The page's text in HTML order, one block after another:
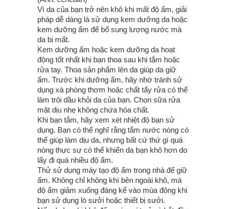
Vì da của bạn trở nên khô khi mất độ ẩm, giải
pháp dễ dàng là sử dụng kem dưỡng da hoặc
kem dưỡng ẩm để bổ sung lượng nước mà
da bị mất.
Kem dưỡng ẩm hoặc kem dưỡng da hoạt
động tốt nhất khi bạn thoa sau khi tắm hoặc
rửa tay. Thoa sản phẩm lên da giúp da giữ
ẩm. Trước khi dưỡng ẩm, hãy nhớ tránh sử
dụng xà phòng thơm hoặc chất tẩy rửa có thể
làm trôi dầu khỏi da của bạn. Chọn sữa rửa
mặt dịu nhẹ không chứa hóa chất.
Khi bạn tắm, hãy xem xét nhiệt độ bạn sử
dụng. Bạn có thể nghĩ rằng tắm nước nóng có
thể giúp làm dịu da, nhưng bất cứ thứ gì quá
nóng thực sự có thể khiến da bạn khô hơn do
lấy đi quá nhiều độ ẩm.
Thử sử dụng máy tạo độ ẩm trong nhà để giữ
ẩm. Không chỉ không khí bên ngoài khô, mà
độ ẩm giảm xuống đáng kể vào mùa đông khi
bạn sử dụng lò sưởi hoặc thiết bị sưởi.